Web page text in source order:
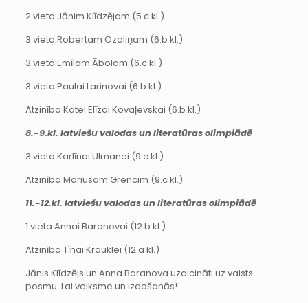
2.vieta Jānim Klīdzējam (5.c kl.)
3.vieta Robertam Ozoliņam (6.b kl.)
3.vieta Emīlam Ābolam (6.c kl.)
3.vieta Paulai Larinovai (6.b kl.)
Atzinība Katei Elīzai Kovaļevskai (6.b kl.)
8.-9.kl. latviešu valodas un literatūras olimpiādē
3.vieta Karlīnai Ulmanei (9.c kl.)
Atzinība Mariusam Grencim (9.c kl.)
11.-12.kl. latviešu valodas un literatūras olimpiādē
1.vieta Annai Baranovai (12.b kl.)
Atzinība Tīnai Krauklei (12.a kl.)
Jānis Klīdzējs un Anna Baranova uzaicināti uz valsts
posmu. Lai veiksme un izdošanās!